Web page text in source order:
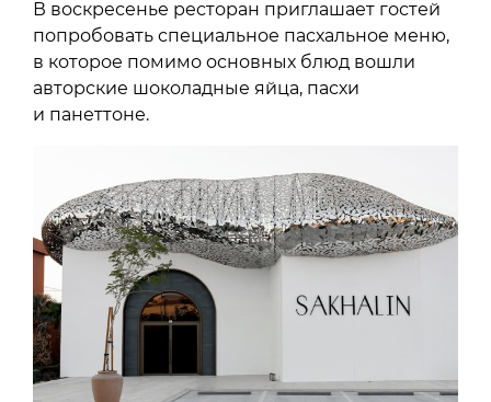
В воскресенье ресторан приглашает гостей
попробовать специальное пасхальное меню,
в которое помимо основных блюд вошли
авторские шоколадные яйца, пасхи
и панеттоне.